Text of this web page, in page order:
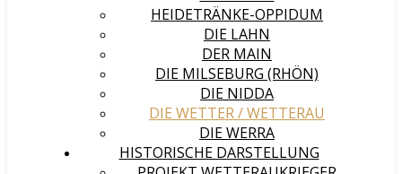
HEIDETRÄNKE-OPPIDUM
DIE LAHN
DER MAIN
DIE MILSEBURG (RHÖN)
DIE NIDDA
DIE WETTER / WETTERAU
DIE WERRA
HISTORISCHE DARSTELLUNG